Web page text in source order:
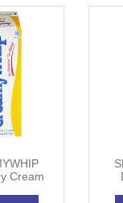
Cream